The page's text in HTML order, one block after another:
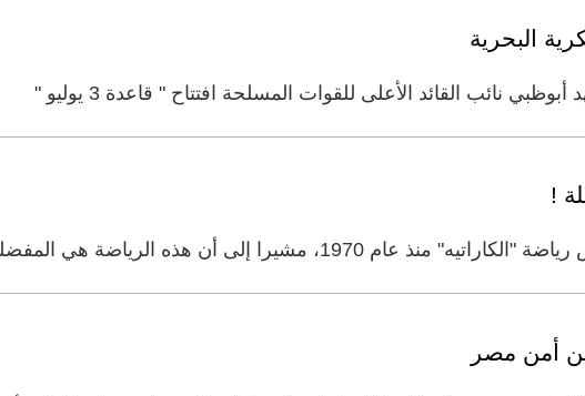
القائد الأعلى للقوات المسلحة افتتاح " قاعدة 3 يوليو "
!
مشيرا إلى أن هذه الرياضة هي المفضلة
أمن مصر